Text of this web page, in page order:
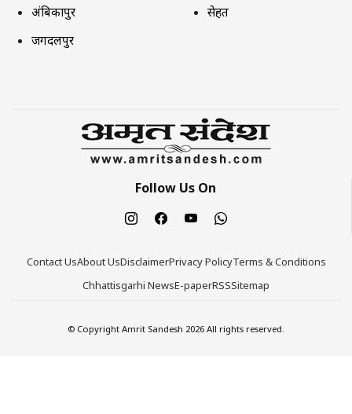
अंबिकापुर
जगदलपुर
सेहत
Follow Us On
Contact UsAbout UsDisclaimerPrivacy PolicyTerms & Conditions
Chhattisgarhi NewsE-paperRSSSitemap
© Copyright Amrit Sandesh 2026 All rights reserved.